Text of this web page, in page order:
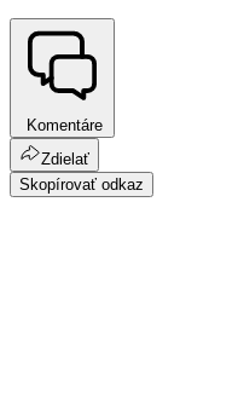
Komentáre
Zdielať
Skopírovať odkaz